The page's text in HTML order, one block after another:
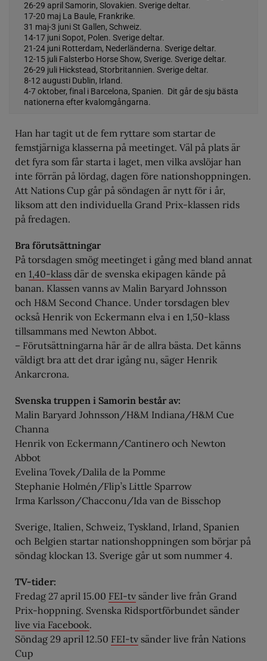
26-29 april Samorin, Slovakien. Sverige deltar.
17-20 maj La Baule, Frankrike.
31 maj-3 juni St Gallen, Schweiz.
14-17 juni Sopot, Polen. Sverige deltar.
21-24 juni Rotterdam, Nederländerna. Sverige deltar.
12-15 juli Falsterbo Horse Show, Sverige. Sverige deltar.
26-29 juli Hickstead, Storbritannien. Sverige deltar.
8-12 augusti Dublin, Irland.
4-7 oktober, final i Barcelona, Spanien. Dit går de sju bästa
nationerna efter kvalomgångarna.
Han har tagit ut de fem ryttare som startar de
femstjärniga klasserna på meetinget. Väl på plats är
det fyra som får starta i laget, men vilka avslöjar han
inte förrän på lördag, dagen före nationshoppningen.
Att Nations Cup går på söndagen är nytt för i år,
liksom att den individuella Grand Prix-klassen rids
på fredagen.
Bra förutsättningar
På torsdagen smög meetinget i gång med bland annat
en 1,40-klass där de svenska ekipagen kände på
banan. Klassen vanns av Malin Baryard Johnsson
och H&M Second Chance. Under torsdagen blev
också Henrik von Eckermann elva i en 1,50-klass
tillsammans med Newton Abbot.
– Förutsättningarna här är de allra bästa. Det känns
väldigt bra att det drar igång nu, säger Henrik
Ankarcrona.
Svenska truppen i Samorin består av:
Malin Baryard Johnsson/H&M Indiana/H&M Cue
Channa
Henrik von Eckermann/Cantinero och Newton
Abbot
Evelina Tovek/Dalila de la Pomme
Stephanie Holmén/Flip’s Little Sparrow
Irma Karlsson/Chacconu/Ida van de Bisschop
Sverige, Italien, Schweiz, Tyskland, Irland, Spanien
och Belgien startar nationshoppningen som börjar på
söndag klockan 13. Sverige går ut som nummer 4.
TV-tider:
Fredag 27 april 15.00 FEI-tv sänder live från Grand
Prix-hoppning. Svenska Ridsportförbundet sänder
live via Facebook.
Söndag 29 april 12.50 FEI-tv sänder live från Nations
Cup